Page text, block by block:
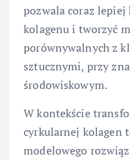
pozwala coraz lepiej
kolagenu i tworzyć
porównywalnych z
sztucznymi, przy
środowiskowym.
W kontekście
cyrkularnej kolagen
modelowego